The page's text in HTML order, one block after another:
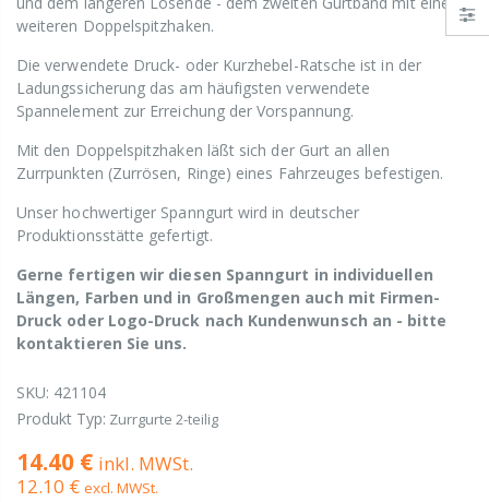
weiteren Doppelspitzhaken.
Die verwendete Druck- oder Kurzhebel-Ratsche ist in der
Ladungssicherung das am häufigsten verwendete
Spannelement zur Erreichung der Vorspannung.
Mit den Doppelspitzhaken läßt sich der Gurt an allen
Zurrpunkten (Zurrösen, Ringe) eines Fahrzeuges befestigen.
Unser hochwertiger Spanngurt wird in deutscher
Produktionsstätte gefertigt.
Gerne fertigen wir diesen Spanngurt in individuellen
Längen, Farben und in Großmengen auch mit Firmen-
Druck oder Logo-Druck nach Kundenwunsch an - bitte
kontaktieren Sie uns.
SKU: 421104
Produkt Typ: Zurrgurte 2-teilig
14.40 € inkl. MWSt.
12.10 € excl. MWSt.